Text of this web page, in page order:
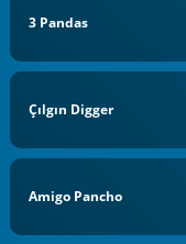
3 Pandas
Çılgın Digger
Amigo Pancho